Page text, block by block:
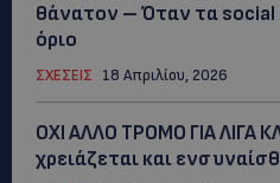
θάνατον – Όταν τα social
όριο
ΣΧΕΣΕΙΣ 18 Απριλίου, 2026
ΟΧΙ ΑΛΛΟ ΤΡΟΜΟ ΓΙΑ ΛΙΓΑ
χρειάζεται και